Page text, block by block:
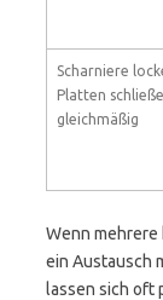
Scharniere
Platten
gleichmäßig
Wenn
ein Austausch
lassen sich oft